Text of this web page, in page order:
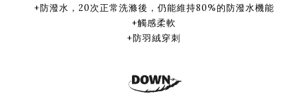
+防潑水，20次正常洗滌後，仍能維持80%的防潑水機能
+觸感柔軟
+防羽絨穿刺